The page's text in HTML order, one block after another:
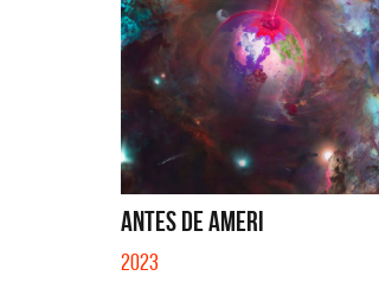
ANTES DE AMERI
2023